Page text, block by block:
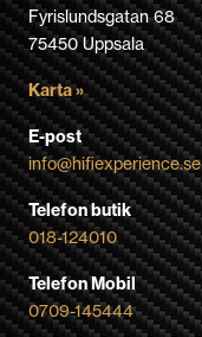
Fyrislundsgatan 68
75450 Uppsala
Karta »
E-post
info@hifiexperience.se
Telefon butik
018-124010
Telefon Mobil
0709-145444